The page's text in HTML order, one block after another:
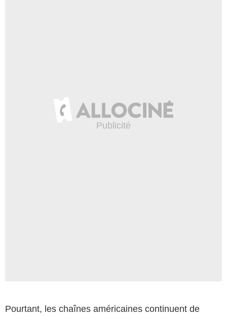
Pourtant, les chaînes américaines continuent de